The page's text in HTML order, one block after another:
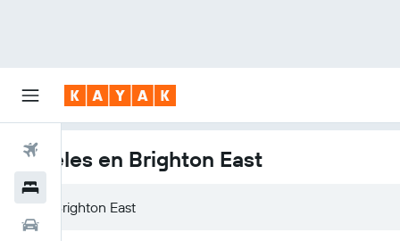
Vuelos
Hoteles en Brighton East